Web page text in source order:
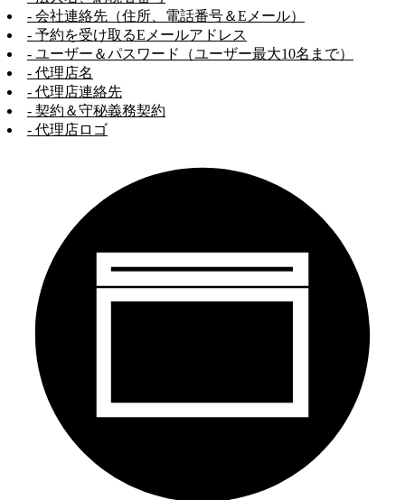
- 会社連絡先（住所、電話番号＆Eメール）
- 予約を受け取るEメールアドレス
- ユーザー＆パスワード（ユーザー最大10名まで）
- 代理店名
- 代理店連絡先
- 契約＆守秘義務契約
- 代理店ロゴ